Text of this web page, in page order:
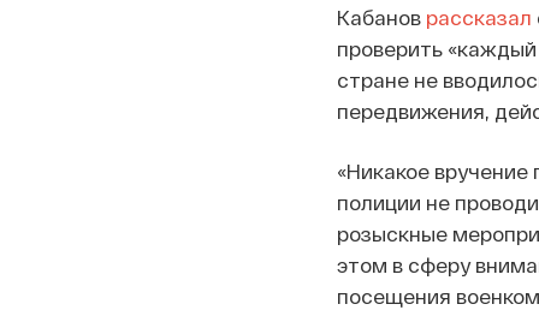
Кабанов рассказал
проверить «каждый
стране не
передвижения,
«Никакое
полиции не
розыскные
этом в сферу
посещения